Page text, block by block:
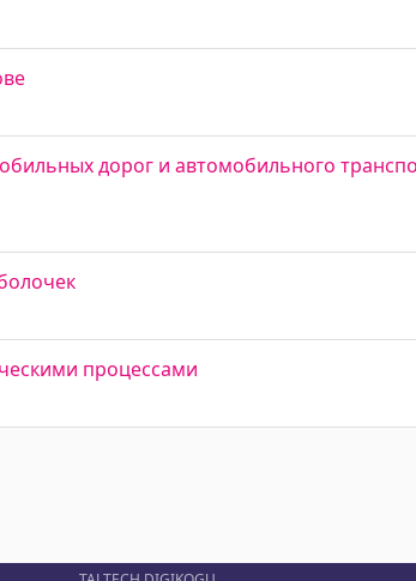
дорог и автомобильного
процессами